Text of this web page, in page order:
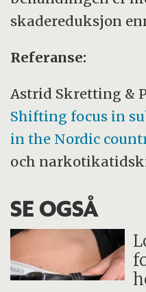
skadereduksjon
Referanse:
Astrid Skretting &
Shifting focus in
in the Nordic
och
SE OGSÅ